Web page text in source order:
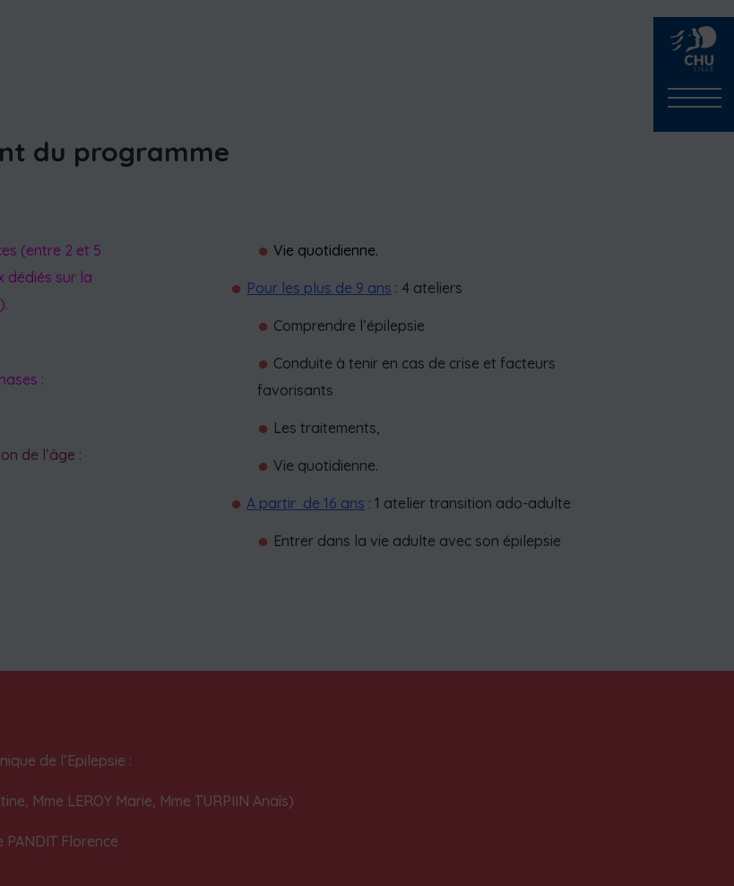
du programme
(entre 2 et 5
dédiés sur la
:
de l’âge :
Vie quotidienne.
Pour les plus de 9 ans : 4 ateliers
Comprendre l’épilepsie
Conduite à tenir en cas de crise et facteurs
favorisants
Les traitements,
Vie quotidienne.
A partir de 16 ans : 1 atelier transition ado-adulte
Entrer dans la vie adulte avec son épilepsie
de l’Epilepsie :
Mme LEROY Marie, Mme TURPIIN Anaîs)
PANDIT Florence